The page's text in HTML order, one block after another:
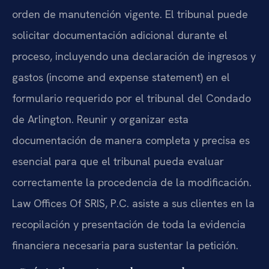
orden de manutención vigente. El tribunal puede
solicitar documentación adicional durante el
proceso, incluyendo una declaración de ingresos y
gastos (income and expense statement) en el
formulario requerido por el tribunal del Condado
de Arlington. Reunir y organizar esta
documentación de manera completa y precisa es
esencial para que el tribunal pueda evaluar
correctamente la procedencia de la modificación.
Law Offices Of SRIS, P.C. asiste a sus clientes en la
recopilación y presentación de toda la evidencia
financiera necesaria para sustentar la petición.